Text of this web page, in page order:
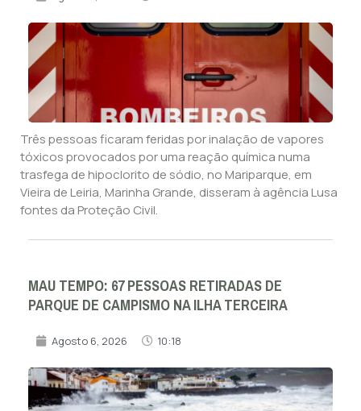
Três pessoas ficaram feridas por inalação de vapores
tóxicos provocados por uma reação química numa
trasfega de hipoclorito de sódio, no Mariparque, em
Vieira de Leiria, Marinha Grande, disseram à agência Lusa
fontes da Proteção Civil.
MAU TEMPO: 67 PESSOAS RETIRADAS DE
PARQUE DE CAMPISMO NA ILHA TERCEIRA
Agosto 6, 2026 10:18